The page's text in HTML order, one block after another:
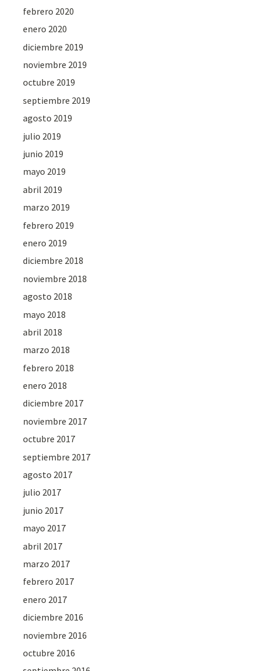
febrero 2020
enero 2020
diciembre 2019
noviembre 2019
octubre 2019
septiembre 2019
agosto 2019
julio 2019
junio 2019
mayo 2019
abril 2019
marzo 2019
febrero 2019
enero 2019
diciembre 2018
noviembre 2018
agosto 2018
mayo 2018
abril 2018
marzo 2018
febrero 2018
enero 2018
diciembre 2017
noviembre 2017
octubre 2017
septiembre 2017
agosto 2017
julio 2017
junio 2017
mayo 2017
abril 2017
marzo 2017
febrero 2017
enero 2017
diciembre 2016
noviembre 2016
octubre 2016